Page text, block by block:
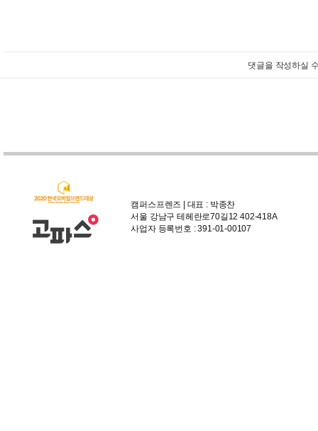
댓글을 작성하실
캠퍼스프렌즈 | 대표 : 박종찬
서울 강남구 테헤란로70길12 402-418A
사업자 등록번호 : 391-01-00107